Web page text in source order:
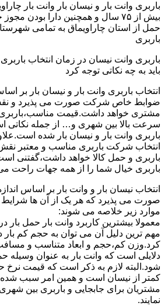
باربری وانت بار و نیسان بار وانت بار
بیش از ۷۵ سال و همچنین دارا بودن
حمل از استان چاراویماق به تمامی
باربری
باربری وانت نیسان در زمان انتخاب باربری
باید به چه نکاتی توجه کرد
انتخاب باربری وانت بار و نیسان بار بر
ضوابط خاص شرکت صورت می پذیرد و
مشتری خواهد داشت.قیمت مناسب،باربری
سرعت بالا بین شهری و… از جمله
باربری وانت بار و نیسان بار شده
انتخاب شرکت باربری مناسب و معتبر
باربری و حمل کالا خواهد داشت،گفتنی
باربری خیال شما را از همه جهات راحت
انتخاب نیسان بار و وانت بار بر اساس
صورت می پذیرد که هر یک از آن ها شرایط
موارد زیر خلاصه می شوند:
معمولا بیشترین کاربرد وانت بار حمل
مهم ترین دلیل آن می توان به حجم کم
کرد.وزن کم،حجم و ابعاد متناسب و
دلایلی است که وانت بار به عنوان وسیله
شود.البته لازم به ذکر است که قیمت نرخ
کمتر از نیسان است و همین امر سبب شده
مشتریان برای جابجایی و باربری بین شهری
نمایند.